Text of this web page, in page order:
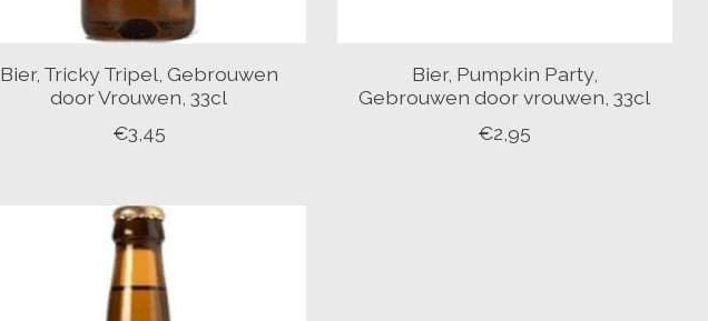
Bier, Tricky Tripel, Gebrouwen
door Vrouwen, 33cl
€3,45
Bier, Pumpkin Party,
Gebrouwen door vrouwen, 33cl
€2,95